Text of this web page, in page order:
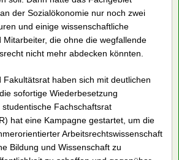
den Uni-Gremien beschlossen, den
im Bachelor Sozialökonomie
Arbeitsrechts in Zukunft nicht mehr
ist, dass die Professur für
Planungen nach dem Ruhestand